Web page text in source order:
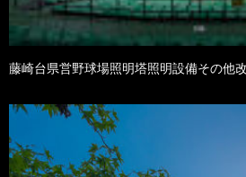
藤崎台県営野球場照明塔照明設備その他